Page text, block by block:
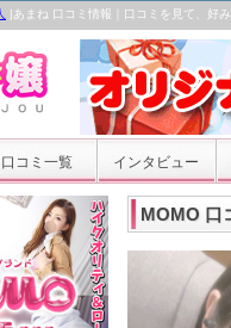
|あまね 口コミ情報｜口コミを見て、好
口コミ一覧 インタビュー
MOMO 口